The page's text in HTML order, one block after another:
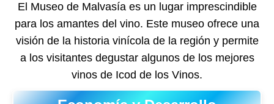
El Museo de Malvasía es un lugar imprescindible
para los amantes del vino. Este museo ofrece una
visión de la historia vinícola de la región y permite
a los visitantes degustar algunos de los mejores
vinos de Icod de los Vinos.